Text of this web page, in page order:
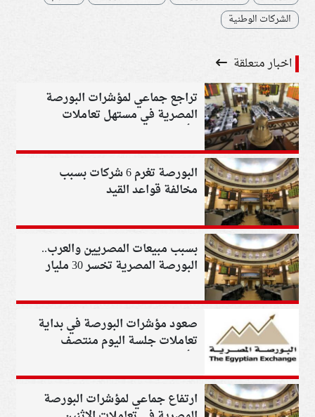
الشركات الوطنية
اخبار متعلقة
تراجع جماعي لمؤشرات البورصة
المصرية في مستهل تعاملات
الأسبوع
البورصة تغرم 6 شركات بسبب
مخالفة قواعد القيد
بسبب مبيعات المصريين والعرب..
البورصة المصرية تخسر 30 مليار
صعود مؤشرات البورصة في بداية
تعاملات جلسة اليوم منتصف
الأسبوع
ارتفاع جماعي لمؤشرات البورصة